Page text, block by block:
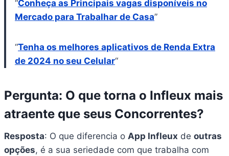
“Conheça as Principais vagas disponíveis no
Mercado para Trabalhar de Casa”
“Tenha os melhores aplicativos de Renda Extra
de 2024 no seu Celular“
Pergunta: O que torna o Infleux mais
atraente que seus Concorrentes?
Resposta: O que diferencia o App Infleux de outras
opções, é a sua seriedade com que trabalha com